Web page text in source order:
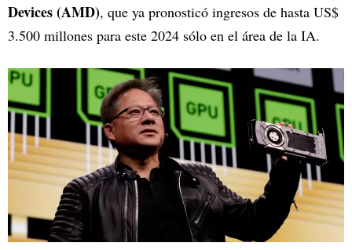
Devices (AMD), que ya pronosticó ingresos de hasta US$
3.500 millones para este 2024 sólo en el área de la IA.